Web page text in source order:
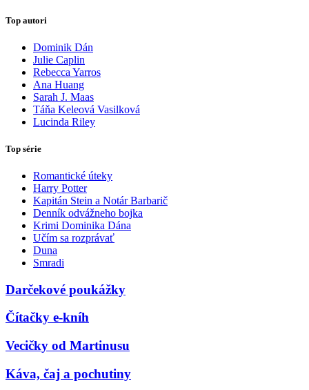
Top autori
Dominik Dán
Julie Caplin
Rebecca Yarros
Ana Huang
Sarah J. Maas
Táňa Keleová Vasilková
Lucinda Riley
Top série
Romantické úteky
Harry Potter
Kapitán Stein a Notár Barbarič
Denník odvážneho bojka
Krimi Dominika Dána
Učím sa rozprávať
Duna
Smradi
Darčekové poukážky
Čítačky e-kníh
Vecičky od Martinusu
Káva, čaj a pochutiny